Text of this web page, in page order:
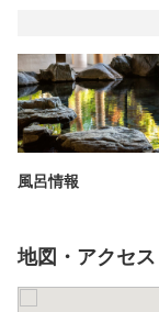
風呂情報
地図・アクセス